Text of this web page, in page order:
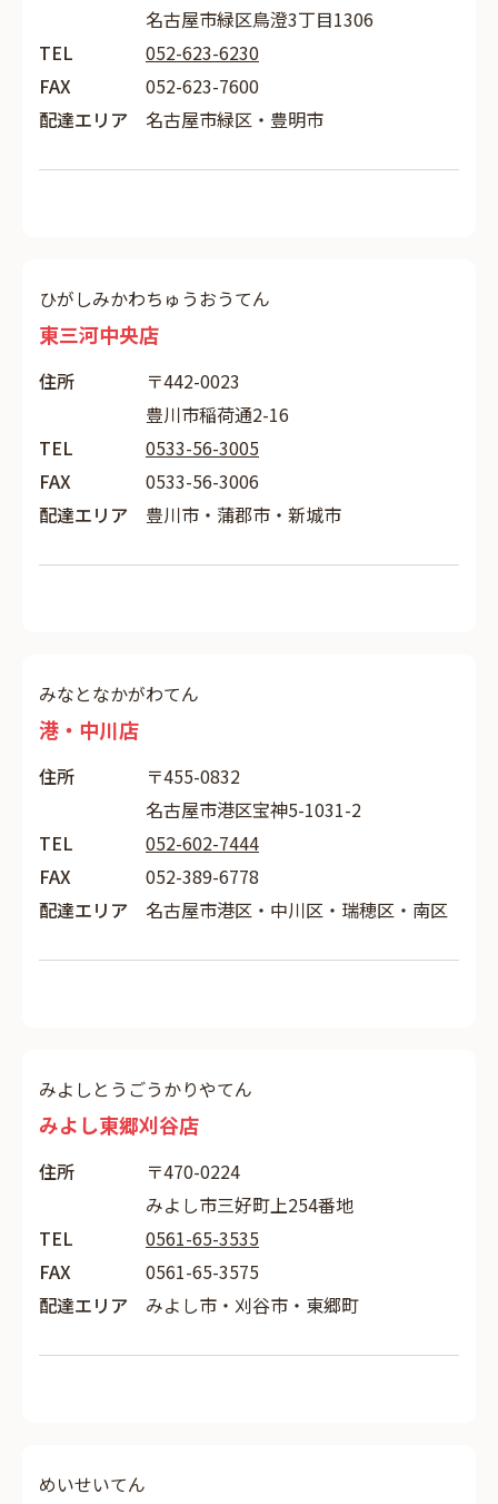
名古屋市緑区鳥澄3丁目1306
TEL
052-623-6230
FAX
052-623-7600
配達エリア
名古屋市緑区・豊明市
ひがしみかわちゅうおうてん
東三河中央店
住所
〒442-0023
豊川市稲荷通2-16
TEL
0533-56-3005
FAX
0533-56-3006
配達エリア
豊川市・蒲郡市・新城市
みなとなかがわてん
港・中川店
住所
〒455-0832
名古屋市港区宝神5-1031-2
TEL
052-602-7444
FAX
052-389-6778
配達エリア
名古屋市港区・中川区・瑞穂区・南区
みよしとうごうかりやてん
みよし東郷刈谷店
住所
〒470-0224
みよし市三好町上254番地
TEL
0561-65-3535
FAX
0561-65-3575
配達エリア
みよし市・刈谷市・東郷町
めいせいてん